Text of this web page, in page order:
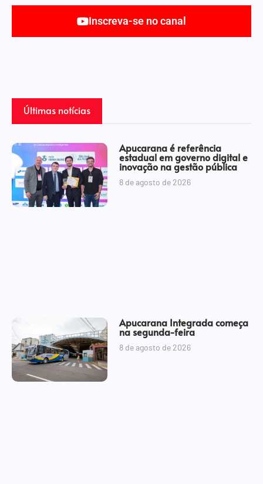
Inscreva-se no canal
Últimas notícias
Apucarana é referência
estadual em governo digital e
inovação na gestão pública
8 de agosto de 2026
Apucarana Integrada começa
na segunda-feira
8 de agosto de 2026